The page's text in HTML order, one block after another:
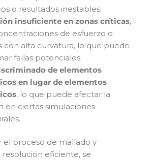
o resultados inestables.
insuficiente en zonas críticas,
de esfuerzo o
con alta curvatura, lo que puede
fallas potenciales.
de elementos
en lugar de elementos
, lo que puede afectar la
en ciertas simulaciones
el proceso de mallado y
resolución eficiente, se